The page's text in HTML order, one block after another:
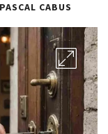
PASCAL CABUS